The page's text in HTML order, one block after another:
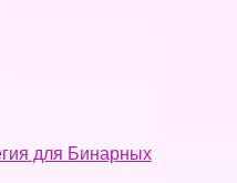
для Бинарных